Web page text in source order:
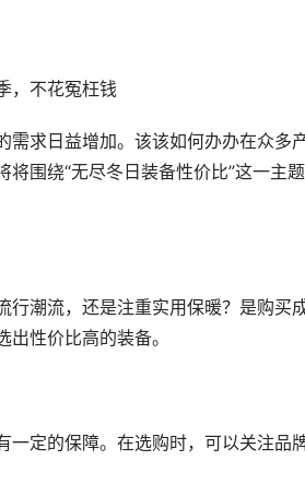
，不花冤枉钱
求日益增加。该该如何办办在众多
围绕“无尽冬日装备性价比”这一主
潮流，还是注重实用保暖？是购买
性价比高的装备。
定的保障。在选购时，可以关注品